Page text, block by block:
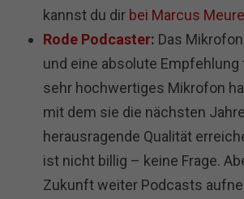
kannst du dir bei Marcus
Rode Podcaster: Das
und eine absolute Empfehlung
sehr hochwertiges Mikrofon
mit dem sie die nächsten
herausragende Qualität
ist nicht billig – keine Frage.
Zukunft weiter Podcasts